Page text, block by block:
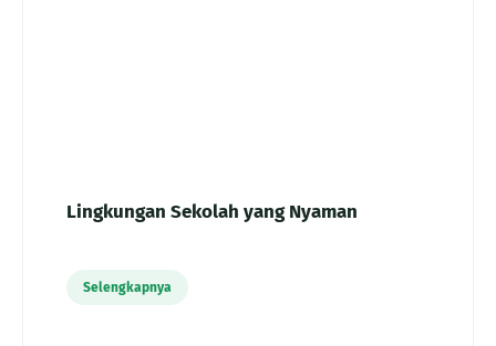
Lingkungan Sekolah yang Nyaman
Selengkapnya